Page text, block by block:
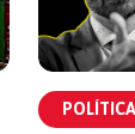
POLÍTICA